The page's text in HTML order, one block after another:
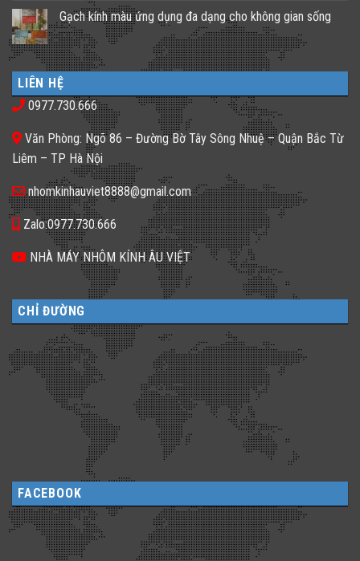
pháp
lấy
ánh
sáng
cho
nhà
phố
thiếu
sáng
tối
bình
luận
ở
𝐕𝐢̀
𝐒𝐚𝐨
𝐍𝐡𝐚̀
𝐇𝐚̀𝐧𝐠,
𝐊𝐡𝐚́𝐜𝐡
𝐒𝐚̣𝐧
𝐍𝐞̂𝐧
𝐂𝐡𝐨̣𝐧
𝐆𝐚̣𝐜𝐡
𝐊𝐢́𝐧𝐡
𝐓𝐫𝐨𝐧𝐠
𝐓𝐡𝐢𝐞̂́𝐭
𝐊𝐞̂́?
Gạch kính màu ứng dụng đa dạng cho không gian sống
Không
có
bình
luận
ở
Gạch
kính
màu
đa
dạng
cho
không
gian
sống
LIÊN HỆ
0977.730.666
Văn Phòng: Ngõ 86 – Đường Bờ Tây Sông Nhuệ – Quận Bắc Từ
Liêm – TP Hà Nội
nhomkinhauviet8888@gmail.com
Zalo:0977.730.666
NHÀ MÁY NHÔM KÍNH ÂU VIỆT
CHỈ ĐƯỜNG
FACEBOOK